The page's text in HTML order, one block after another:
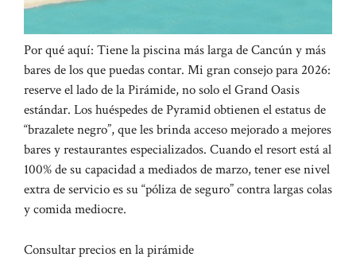
Por qué aquí: Tiene la piscina más larga de Cancún y más
bares de los que puedas contar. Mi gran consejo para 2026:
reserve el lado de la Pirámide, no solo el Grand Oasis
estándar. Los huéspedes de Pyramid obtienen el estatus de
“brazalete negro”, que les brinda acceso mejorado a mejores
bares y restaurantes especializados. Cuando el resort está al
100% de su capacidad a mediados de marzo, tener ese nivel
extra de servicio es su “póliza de seguro” contra largas colas
y comida mediocre.
Consultar precios en la pirámide